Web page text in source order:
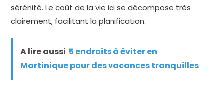
sérénité. Le coût de la vie ici se décompose très
clairement, facilitant la planification.
A lire aussi 5 endroits à éviter en
Martinique pour des vacances tranquilles